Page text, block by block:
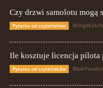
Czy drzwi samolotu mogą
Pytania od czytelników
Ile kosztuje licencja pilota
Pytania od czytelników